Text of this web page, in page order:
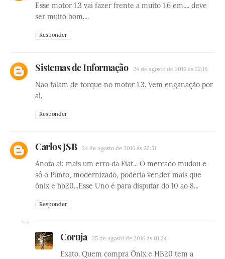
Esse motor 1.3 vai fazer frente a muito 1.6 em.... deve
ser muito bom....
Responder
Sistemas de Informação 24 de agosto de 2016 às 22:16
Nao falam de torque no motor 1.3. Vem enganação por
aí.
Responder
Carlos JSB 24 de agosto de 2016 às 22:51
Anota aí: mais um erro da Fiat... O mercado mudou e
só o Punto, modernizado, poderia vender mais que
ônix e hb20...Esse Uno é para disputar do 10 ao 8...
Responder
Coruja 25 de agosto de 2016 às 01:24
Exato. Quem compra Ônix e HB20 tem a